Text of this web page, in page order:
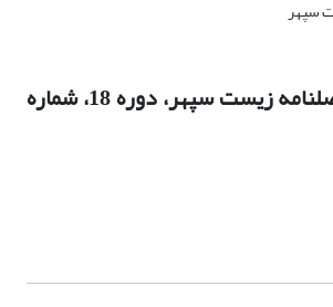
نسخه کامل - فصلنامه زیست سپهر، دوره 18، شماره